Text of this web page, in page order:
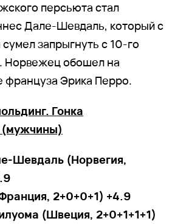
персьюта стал
Дале-Шевдаль, который с
запрыгнуть с 10-го
Норвежец обошел на
француза Эрика Перро.
Гонка
(мужчины)
Шевдаль (Норвегия,
2+0+0+1) +4.9
(Швеция, 2+0+1+1+1)